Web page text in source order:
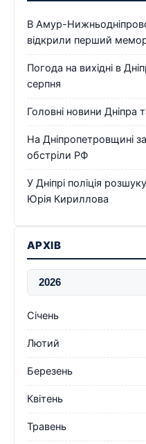
В Амур-
відкрили перший
Погода на вихідні в
серпня
Головні новини Дніпра
На Дніпропетровщині
обстріли РФ
У Дніпрі поліція
Юрія Кириллова
АРХІВ
Січень
Лютий
Березень
Квітень
Травень